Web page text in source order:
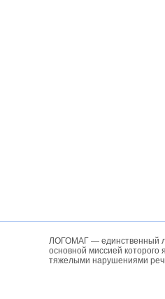
ЛОГОМАГ — единственный
основной миссией
тяжелыми нарушениями